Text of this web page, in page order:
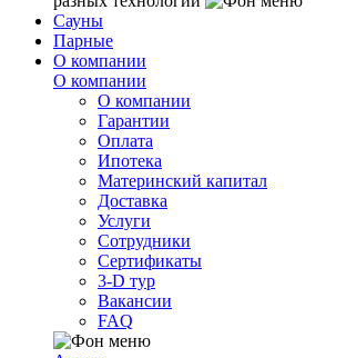
Сауны
Парные
О компании
О компании
О компании
Гарантии
Оплата
Ипотека
Материнский капитал
Доставка
Услуги
Сотрудники
Сертификаты
3-D тур
Вакансии
FAQ